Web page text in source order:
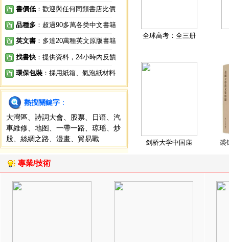
書價低 ：歡迎與任何同類書店比價
品種多 ：超過90多萬各类中文書籍
英文書 ：多達20萬種英文原版書籍
找書快 ：提供資料，24小時內反饋
環保包裝 ：採用紙箱、氣泡紙材料
熱搜關鍵字 ：
大灣區
詩詞大會 股票 日语
汽
車維修
地图 一帶一路 琼瑶
炒
股
絲綢之路 漫畫 貿易戰
全球高考：全三册
剑桥大学中国庙 裘
專業/技術